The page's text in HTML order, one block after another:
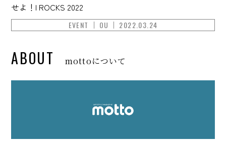
せよ！I ROCKS 2022
EVENT OU 2022.03.24
ABOUT mottoについて